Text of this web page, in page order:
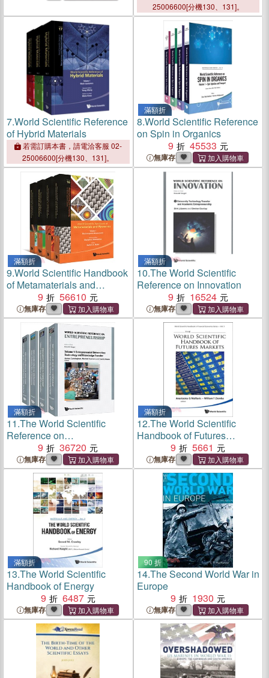
25006600[分機130、131]。
7.World Scientific Reference
of Hybrid Materials
若需訂購本書，請電洽客服 02-
25006600[分機130、131]。
滿額折
8.World Scientific Reference
on Spin in Organics
9
45533
無庫存
滿額折
9.World Scientific Handbook
of Metamaterials and
Plasmonics
9 56610
無庫存
滿額折
10.The World Scientific
Reference on Innovation
9
16524
無庫存
滿額折
11.The World Scientific
Reference on
Entrepreneurship
9 36720
無庫存
滿額折
12.The World Scientific
Handbook of Futures
9 5661
無庫存
滿額折
13.The World Scientific
Handbook of Energy
9
6487
無庫存
90 折
14.The Second World War in
Europe
9
1930
無庫存